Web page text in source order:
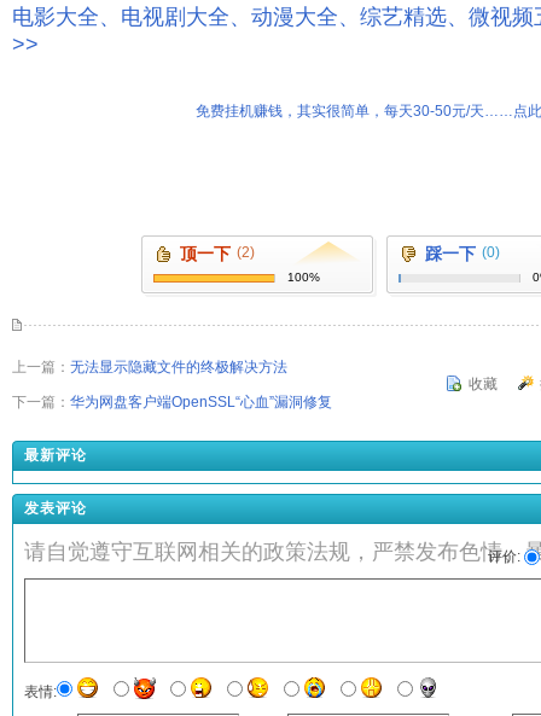
电影大全、电视剧大全、动漫大全、综艺精选、微视
>>
免费挂机赚钱，其实很简单，每天30-50元/天……点
顶一下 (2)
100%
踩一下 (0)
上一篇： 无法显示隐藏文件的终极解决方法
下一篇： 华为网盘客户端OpenSSL“心血”漏洞修复
收藏
最新评论
发表评论
请自觉遵守互联网相关的政策法规，严禁发布色情、
评价:
表情: